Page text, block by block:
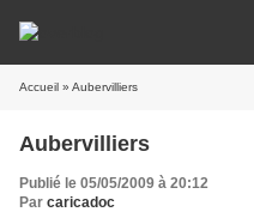
Accueil » Aubervilliers
Aubervilliers
Publié le 05/05/2009 à 20:12
Par caricadoc